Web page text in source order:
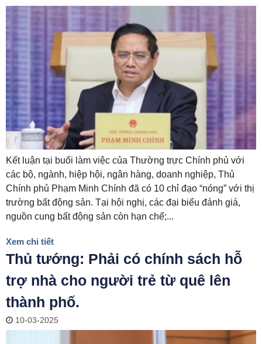
Kết luận tại buổi làm việc của Thường trực Chính phủ với
các bộ, ngành, hiệp hội, ngân hàng, doanh nghiệp, Thủ
Chính phủ Phạm Minh Chính đã có 10 chỉ đạo “nóng” với thị
trường bất động sản. Tại hội nghị, các đại biểu đánh giá,
nguồn cung bất động sản còn hạn chế;...
Xem chi tiết
Thủ tướng: Phải có chính sách hỗ
trợ nhà cho người trẻ từ quê lên
thành phố.
10-03-2025